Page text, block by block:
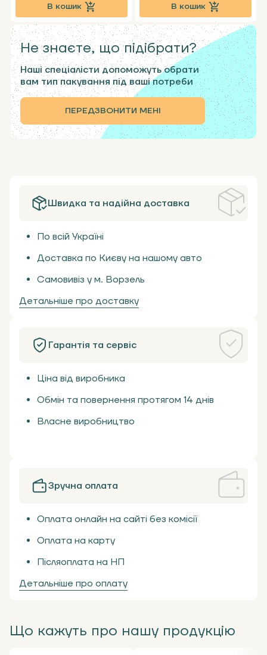
В кошик В кошик
Не знаєте, що підібрати?
Наші спеціалісти допоможуть обрати
вам тип пакування під ваші потреби
ПЕРЕДЗВОНИТИ МЕНІ
Швидка та надійна доставка
По всій Україні
Доставка по Києву на нашому авто
Самовивіз у м. Ворзель
Детальніше про доставку
Гарантія та сервіс
Ціна від виробника
Обмін та повернення протягом 14 днів
Власне виробництво
Зручна оплата
Оплата онлайн на сайті без комісії
Оплата на карту
Післяоплата на НП
Детальніше про оплату
Що кажуть про нашу продукцію